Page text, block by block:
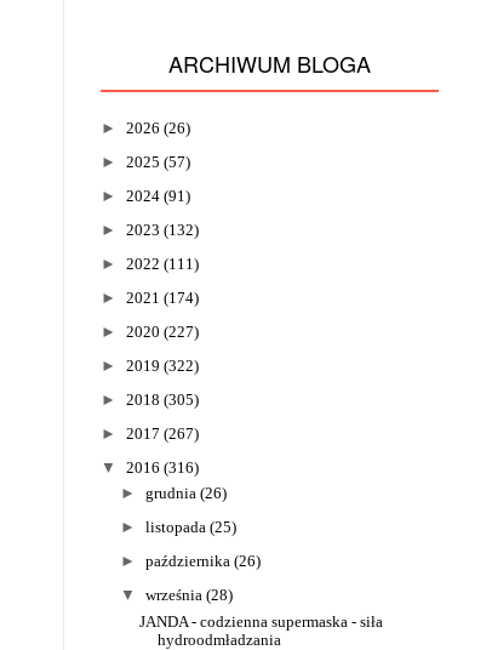
ARCHIWUM BLOGA
► 2026 (26)
► 2025 (57)
► 2024 (91)
► 2023 (132)
► 2022 (111)
► 2021 (174)
► 2020 (227)
► 2019 (322)
► 2018 (305)
► 2017 (267)
▼
2016 (316)
► grudnia (26)
► listopada (25)
► października (26)
▼
września (28)
JANDA - codzienna supermaska - siła
hydroodmładzania